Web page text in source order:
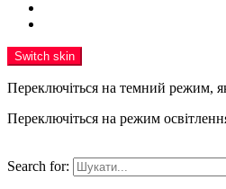
Switch skin
Переключіться на темний режим,
Переключіться на режим
Search for: